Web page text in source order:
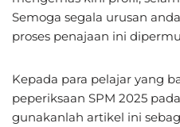
Semoga segala urusan
proses penajaan ini
Kepada para pelajar yang
peperiksaan SPM 2025
gunakanlah artikel ini